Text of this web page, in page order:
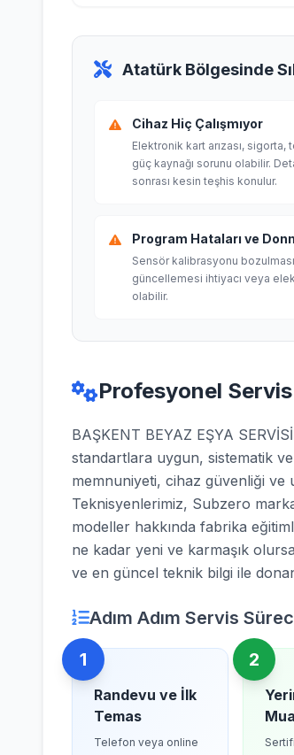
Atatürk Bölgesinde
Cihaz Hiç Çalışmıyor
Elektronik kart arızası, sigorta,
güç kaynağı sorunu olabilir.
sonrası kesin teşhis konulur.
Program Hataları ve
Sensör kalibrasyonu
güncellemesi ihtiyacı veya
olabilir.
Profesyonel Servis
BAŞKENT BEYAZ EŞYA
standartlara uygun, sistematik
memnuniyeti, cihaz güvenliği
Teknisyenlerimiz, Subzero
modeller hakkında fabrika
ne kadar yeni ve karmaşık
ve en güncel teknik bilgi ile
Adım Adım Servis
1
Randevu ve İlk
Temas
Telefon veya online
2